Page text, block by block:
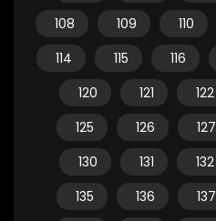
108
109 110
114
115 116
120
121 122
125
126 127
130
131 132
135
136 137